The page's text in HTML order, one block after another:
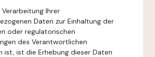
Ihrer
Daten zur Einhaltung der
oder regulatorischen
des Verantwortlichen
ist, ist die Erhebung dieser Daten